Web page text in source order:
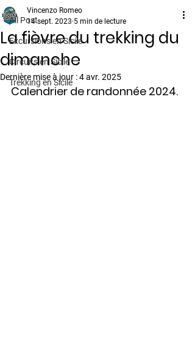
All Post
Excursions en Sicile
Circuits en Sicile
Trekking en Sicile
La fièvre du trekking du
dimanche
Vincenzo Romeo
14 sept. 2023 5 min de lecture
Dernière mise à jour :4 avr. 2025
Calendrier de randonnée 2024.